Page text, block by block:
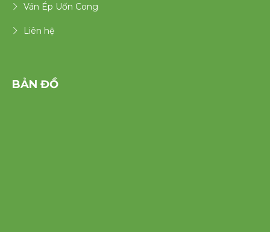
Ván Ép Uốn Cong
Liên hệ
BẢN ĐỒ